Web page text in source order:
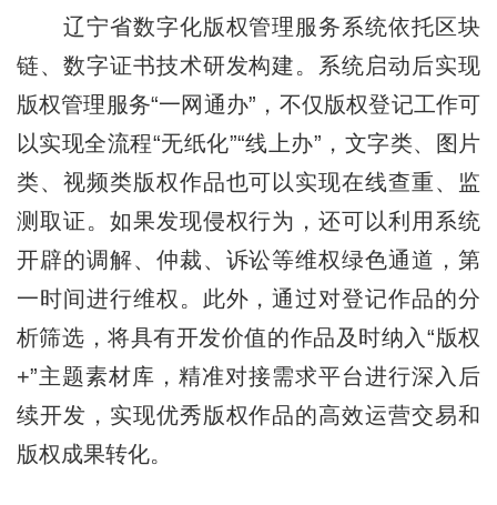
辽宁省数字化版权管理服务系统依托区块
链、数字证书技术研发构建。系统启动后实现
版权管理服务“一网通办”，不仅版权登记工作可
以实现全流程“无纸化”“线上办”，文字类、图片
类、视频类版权作品也可以实现在线查重、监
测取证。如果发现侵权行为，还可以利用系统
开辟的调解、仲裁、诉讼等维权绿色通道，第
一时间进行维权。此外，通过对登记作品的分
析筛选，将具有开发价值的作品及时纳入“版权
+”主题素材库，精准对接需求平台进行深入后
续开发，实现优秀版权作品的高效运营交易和
版权成果转化。